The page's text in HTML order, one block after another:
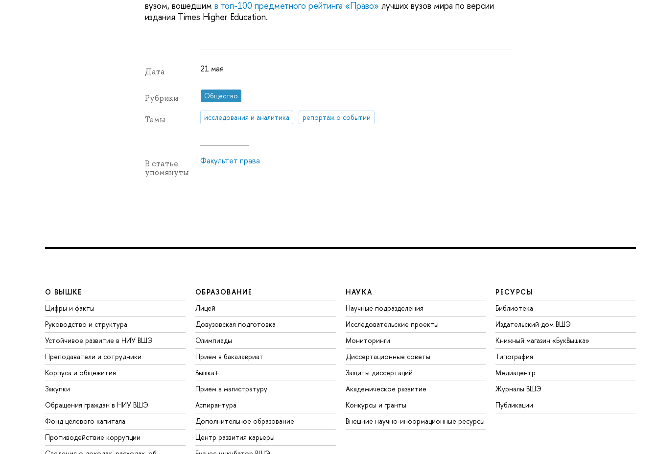
вузом, вошедшим в топ-100 предметного рейтинга «Право» лучших вузов мира по версии
издания Times Higher Education.
Дата 21 мая
Рубрики Общество
Темы исследования и аналитика репортаж о событии
В статье
упомянуты
Факультет права
О ВЫШКЕ
Цифры и факты
Руководство и структура
Устойчивое развитие в НИУ ВШЭ
Преподаватели и сотрудники
Корпуса и общежития
Закупки
Обращения граждан в НИУ ВШЭ
Фонд целевого капитала
Противодействие коррупции
ОБРАЗОВАНИЕ
Лицей
Довузовская подготовка
Олимпиады
Прием в бакалавриат
Вышка+
Прием в магистратуру
Аспирантура
Дополнительное образование
Центр развития карьеры
НАУКА
Научные подразделения
Исследовательские проекты
Мониторинги
Диссертационные советы
Защиты диссертаций
Академическое развитие
Конкурсы и гранты
Внешние научно-информационные ресурсы
РЕСУРСЫ
Библиотека
Издательский дом ВШЭ
Книжный магазин «БукВышка»
Типография
Медиацентр
Журналы ВШЭ
Публикации